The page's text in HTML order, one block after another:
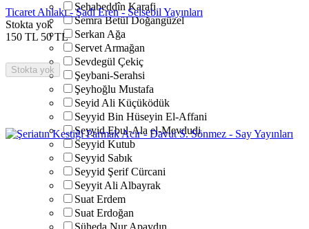
Şehabeddîn Karafi
Semra Betül Doğangüzel
Serkan Ağa
Servet Armağan
Sevdegül Çekiç
Şeybani-Serahsi
Şeyhoğlu Mustafa
Seyid Ali Küçüködük
Seyyid Bin Hüseyin El-Affani
Seyyid Ebul-Ala el-Mevdudi
Seyyid Kutub
Seyyid Sabık
Seyyid Şerif Cürcani
Seyyit Ali Albayrak
Suat Erdem
Suat Erdoğan
Şüheda Nur Apaydın
Ticaret Ahlakı - Şadi Eren - Selsebil Yayınları
Stokta yok
150 TL 50 TL
Stokta yok